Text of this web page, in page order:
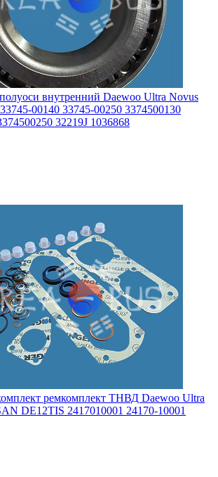
внутренний Daewoo Ultra Novus
00140 33745-00250 3374500130
32219J 1036868
ремкомплект ТНВД Daewoo Ultra
DE12TIS 2417010001 24170-10001